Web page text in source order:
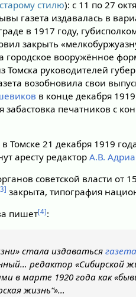
старому стилю): с 11 по 27
газета издавалась в
в 1917 году,
закрыть
городское вооружённое
Томска руководителей
возобновила свои
в конце декабря
печатников с
21 декабря 1919
аресту редакторА.В.
советской власти от
закрыта, типография
пишет[4]:
стала издаваться
редактор «Сибирской
в марте 1920 года как
жизнь“»…